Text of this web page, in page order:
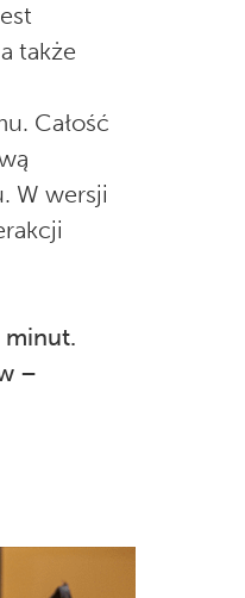
także
Całość
W wersji
minut.
–